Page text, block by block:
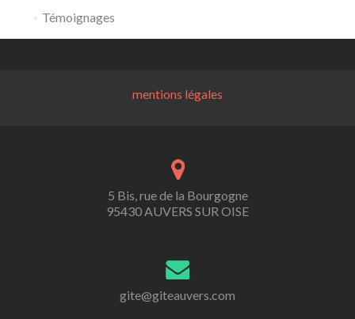
Témoignages
mentions légales
5 Bis, rue de la Bourgogne
95430 AUVERS SUR OISE
gite@giteauvers.com